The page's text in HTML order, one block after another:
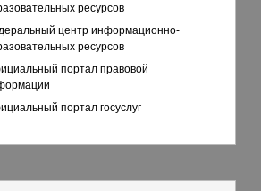
ресурсов
центр информационно-
ресурсов
портал правовой
портал госуслуг